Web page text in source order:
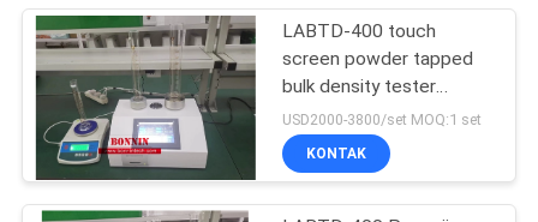
LABTD-400 touch
screen powder tapped
bulk density tester
(penguji kepadatan besar
bubuk)
USD2000-3800/set MOQ:1 set
KONTAK